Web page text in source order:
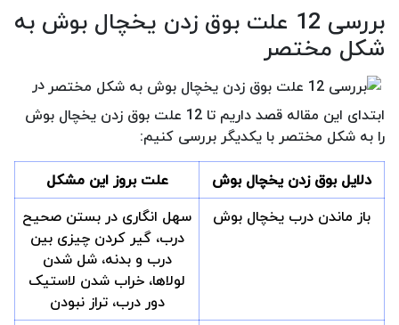
بررسی 12 علت بوق زدن یخچال بوش به
شکل مختصر
در
ابتدای این مقاله قصد داریم تا 12 علت بوق زدن یخچال بوش
را به شکل مختصر با یکدیگر بررسی کنیم:
دلایل بوق زدن یخچال بوش
علت بروز این مشکل
باز ماندن درب یخچال بوش
سهل انگاری در بستن صحیح
درب، گیر کردن چیزی بین
درب و بدنه، شل شدن
لولاها، خراب شدن لاستیک
دور درب، تراز نبودن